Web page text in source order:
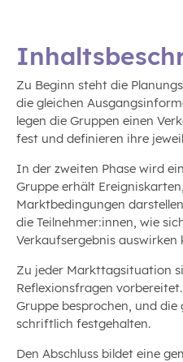
Zu Beginn steht die
die gleichen
legen die Gruppen einen
fest und definieren ihre
In der zweiten Phase wird ein
Gruppe erhält
Marktbedingungen
die Teilnehmer:innen, wie
Verkaufsergebnis auswirken
Zu jeder Markttagsituation
Reflexionsfragen
Gruppe besprochen, und
schriftlich festgehalten.
Den Abschluss bildet eine